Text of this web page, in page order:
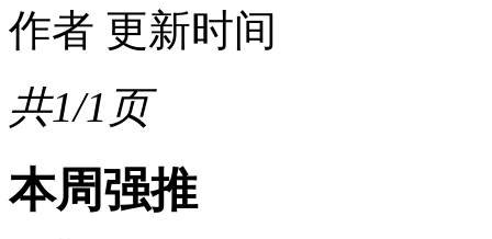
作者 更新时间
共1/1页
本周强推